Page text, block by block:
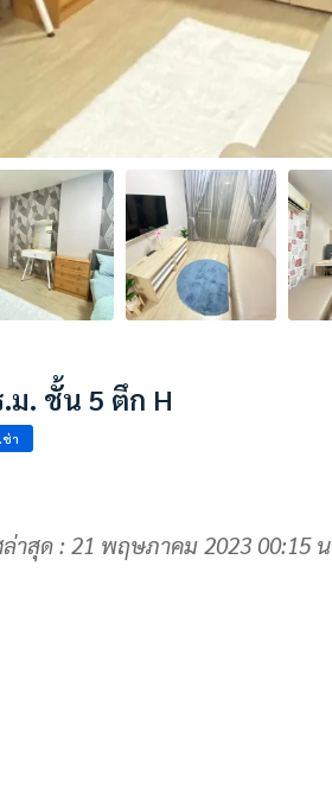
ม. ชั้น 5 ตึก H
ช่า
าสุด : 21 พฤษภาคม 2023 00:15 น